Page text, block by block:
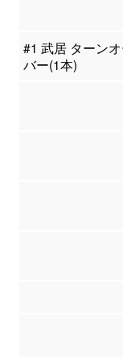
#1 武居 ターン
バー(1本)